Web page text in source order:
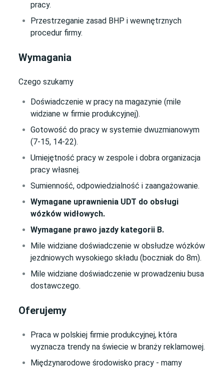
pracy.
Przestrzeganie zasad BHP i wewnętrznych
procedur firmy.
Wymagania
Czego szukamy
Doświadczenie w pracy na magazynie (mile
widziane w firmie produkcyjnej).
Gotowość do pracy w systemie dwuzmianowym
(7-15, 14-22).
Umiejętność pracy w zespole i dobra organizacja
pracy własnej.
Sumienność, odpowiedzialność i zaangażowanie.
Wymagane uprawnienia UDT do obsługi
wózków widłowych.
Wymagane prawo jazdy kategorii B.
Mile widziane doświadczenie w obsłudze wózków
jezdniowych wysokiego składu (boczniak do 8m).
Mile widziane doświadczenie w prowadzeniu busa
dostawczego.
Oferujemy
Praca w polskiej firmie produkcyjnej, która
wyznacza trendy na świecie w branży reklamowej.
Międzynarodowe środowisko pracy - mamy